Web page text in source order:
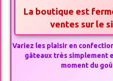
La boutique est
ventes sur le
Variez les plaisir en
gâteaux très simplement
moment du